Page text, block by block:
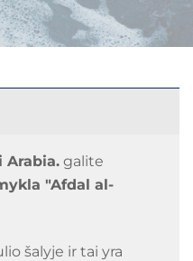
Arabia.galite
"Afdal al-
šalyje ir tai yra